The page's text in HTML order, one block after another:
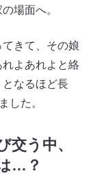
場面へ。
きて、その娘
よあれよと絡
なるほど長
した。
交う中、
…？